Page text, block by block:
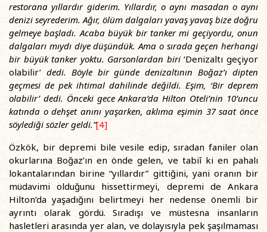
restorana yıllardır giderim. Yıllardır, o aynı masadan o aynı
denizi seyrederim. Ağır, ölüm dalgaları yavaş yavaş bize doğru
gelmeye başladı. Acaba büyük bir tanker mi geçiyordu, onun
dalgaları mıydı diye düşündük. Ama o sırada geçen herhangi
bir büyük tanker yoktu. Garsonlardan biri‘Denizaltı geçiyor
olabilir’ dedi. Böyle bir günde denizaltının Boğaz’ı dipten
geçmesi de pek ihtimal dahilinde değildi. Eşim, ‘Bir deprem
olabilir’ dedi. Önceki gece Ankara’da Hilton Oteli’nin 10’uncu
katında o dehşet anını yaşarken, aklıma eşimin 37 saat önce
söylediği sözler geldi.”[4]
Özkök, bir depremi bile vesile edip, sıradan faniler olan
okurlarına Boğaz’ın en önde gelen, ve tabiî ki en pahalı
lokantalarından birine “yıllardır” gittiğini, yani oranın bir
müdavimi olduğunu hissettirmeyi, depremi de Ankara
Hilton’da yaşadığını belirtmeyi her nedense önemli bir
ayrıntı olarak gördü. Sıradışı ve müstesna insanların
hasletleri arasında yer alan, ve dolayısıyla pek şaşılmaması